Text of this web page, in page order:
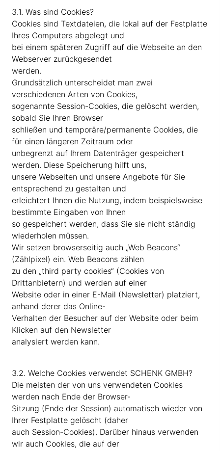
3.1. Was sind Cookies?
Cookies sind Textdateien, die lokal auf der Festplatte
Ihres Computers abgelegt und
bei einem späteren Zugriff auf die Webseite an den
Webserver zurückgesendet
werden.
Grundsätzlich unterscheidet man zwei
verschiedenen Arten von Cookies,
sogenannte Session-Cookies, die gelöscht werden,
sobald Sie Ihren Browser
schließen und temporäre/permanente Cookies, die
für einen längeren Zeitraum oder
unbegrenzt auf Ihrem Datenträger gespeichert
werden. Diese Speicherung hilft uns,
unsere Webseiten und unsere Angebote für Sie
entsprechend zu gestalten und
erleichtert Ihnen die Nutzung, indem beispielsweise
bestimmte Eingaben von Ihnen
so gespeichert werden, dass Sie sie nicht ständig
wiederholen müssen.
Wir setzen browserseitig auch „Web Beacons“
(Zählpixel) ein. Web Beacons zählen
zu den „third party cookies“ (Cookies von
Drittanbietern) und werden auf einer
Website oder in einer E-Mail (Newsletter) platziert,
anhand derer das Online-
Verhalten der Besucher auf der Website oder beim
Klicken auf den Newsletter
analysiert werden kann.
3.2. Welche Cookies verwendet SCHENK GMBH?
Die meisten der von uns verwendeten Cookies
werden nach Ende der Browser-
Sitzung (Ende der Session) automatisch wieder von
Ihrer Festplatte gelöscht (daher
auch Session-Cookies). Darüber hinaus verwenden
wir auch Cookies, die auf der